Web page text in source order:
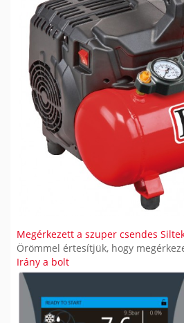
Megérkezett a szuper csendes
Örömmel értesítjük, hogy
Irány a bolt